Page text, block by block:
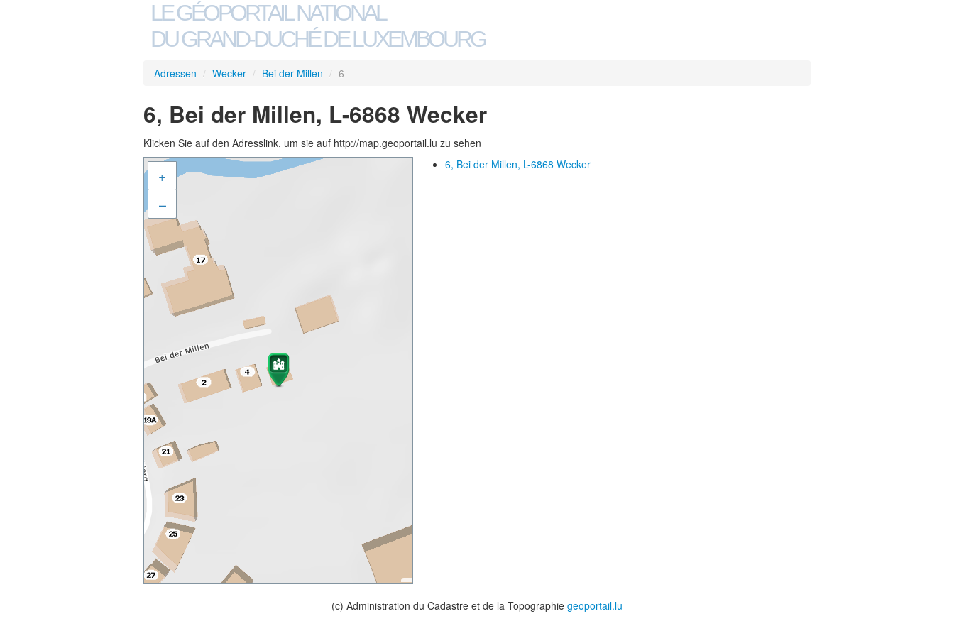
LE GÉOPORTAIL NATIONAL
DU GRAND-DUCHÉ DE LUXEMBOURG
Adressen / Wecker / Bei der Millen / 6
6, Bei der Millen, L-6868 Wecker
Klicken Sie auf den Adresslink, um sie auf http://map.geoportail.lu zu sehen
+
–
6, Bei der Millen, L-6868 Wecker
(c) Administration du Cadastre et de la Topographie geoportail.lu